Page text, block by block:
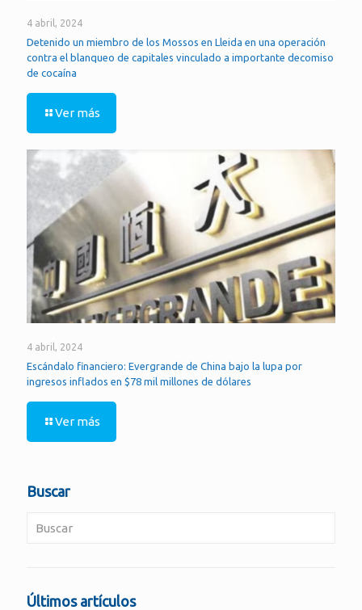
4 abril, 2024
Detenido un miembro de los Mossos en Lleida en una operación
contra el blanqueo de capitales vinculado a importante decomiso
de cocaína
Ver más
4 abril, 2024
Escándalo financiero: Evergrande de China bajo la lupa por
ingresos inflados en $78 mil millones de dólares
Ver más
Buscar
Últimos artículos